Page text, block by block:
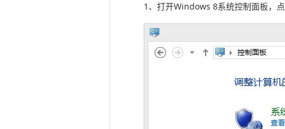
1、打开Windows 8系统控制面板，